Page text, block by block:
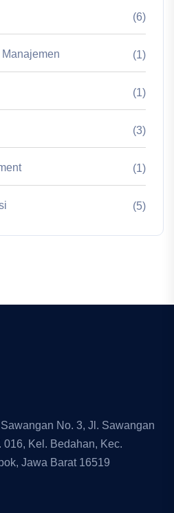
(6)
(1)
(1)
(3)
(1)
(5)
No. 3, Jl. Sawangan
016, Kel. Bedahan, Kec.
Jawa Barat 16519